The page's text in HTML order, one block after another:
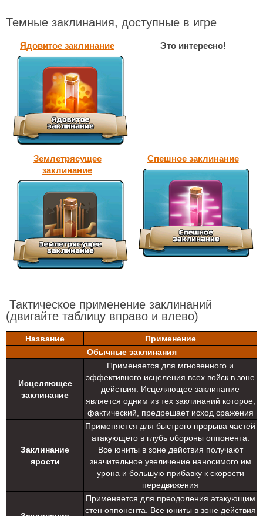
Темные заклинания, доступные в игре
Ядовитое заклинание Это интересно!
Землетрясущее
заклинание
Спешное заклинание
Тактическое применение заклинаний
(двигайте таблицу вправо и влево)
Название
Применение
Обычные заклинания
Исцеляющее
заклинание
Применяется для мгновенного и
эффективного исцеления всех войск в зоне
действия. Исцеляющее заклинание
является одним из тех заклинаний которое,
фактический, предрешает исход сражения
Заклинание
ярости
Применяется для быстрого прорыва частей
атакующего в глубь обороны оппонента.
Все юниты в зоне действия получают
значительное увеличение наносимого им
урона и большую прибавку к скорости
передвижения
Применяется для преодоления атакующим
стен оппонента. Все юниты в зоне действия